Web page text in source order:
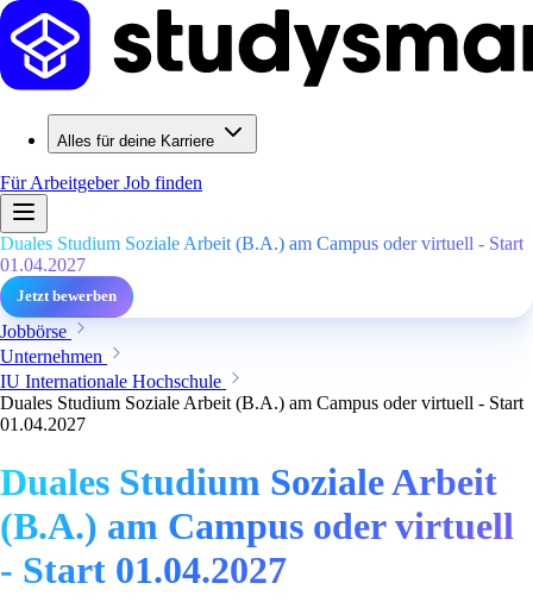
Alles für deine Karriere
Für ArbeitgeberJob finden
Duales Studium Soziale Arbeit (B.A.) am Campus oder virtuell - Start
01.04.2027
Jetzt bewerben
Jobbörse
Unternehmen
IU Internationale Hochschule
Duales Studium Soziale Arbeit (B.A.) am Campus oder virtuell - Start
01.04.2027
Duales Studium Soziale Arbeit
(B.A.) am Campus oder virtuell
- Start 01.04.2027